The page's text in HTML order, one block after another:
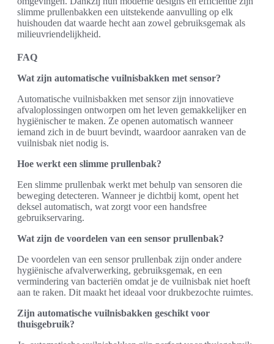
slimme prullenbakken een uitstekende aanvulling op elk
huishouden dat waarde hecht aan zowel gebruiksgemak als
milieuvriendelijkheid.
FAQ
Wat zijn automatische vuilnisbakken met sensor?
Automatische vuilnisbakken met sensor zijn innovatieve
afvaloplossingen ontworpen om het leven gemakkelijker en
hygiënischer te maken. Ze openen automatisch wanneer
iemand zich in de buurt bevindt, waardoor aanraken van de
vuilnisbak niet nodig is.
Hoe werkt een slimme prullenbak?
Een slimme prullenbak werkt met behulp van sensoren die
beweging detecteren. Wanneer je dichtbij komt, opent het
deksel automatisch, wat zorgt voor een handsfree
gebruikservaring.
Wat zijn de voordelen van een sensor prullenbak?
De voordelen van een sensor prullenbak zijn onder andere
hygiënische afvalverwerking, gebruiksgemak, en een
vermindering van bacteriën omdat je de vuilnisbak niet hoeft
aan te raken. Dit maakt het ideaal voor drukbezochte ruimtes.
Zijn automatische vuilnisbakken geschikt voor
thuisgebruik?